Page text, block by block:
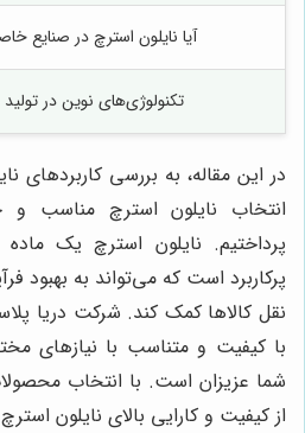
آیا نایلون استرچ در صنایع
تکنولوژی‌های نوین در
در این مقاله، به بررسی کاربردهای
انتخاب نایلون استرچ مناسب و
پرداختیم. نایلون استرچ یک
پرکاربرد است که می‌تواند به بهبود
نقل کالاها کمک کند. شرکت دریا
با کیفیت و متناسب با نیازهای
شما عزیزان است. با انتخاب
از کیفیت و کارایی بالای نایلون